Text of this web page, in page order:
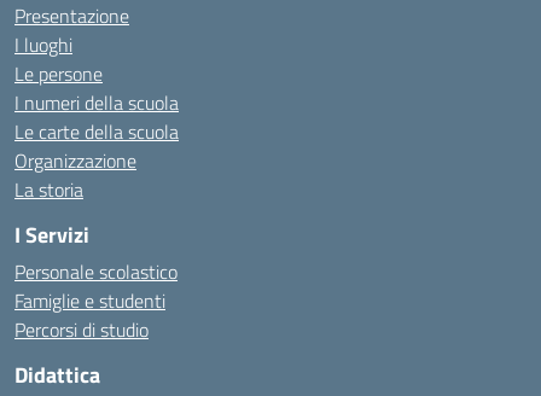
Presentazione
I luoghi
Le persone
I numeri della scuola
Le carte della scuola
Organizzazione
La storia
I Servizi
Personale scolastico
Famiglie e studenti
Percorsi di studio
Didattica